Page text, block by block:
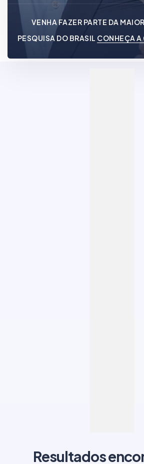
VENHA FAZER PARTE DA
PESQUISA DO BRASIL CONHEÇA A
Resultados